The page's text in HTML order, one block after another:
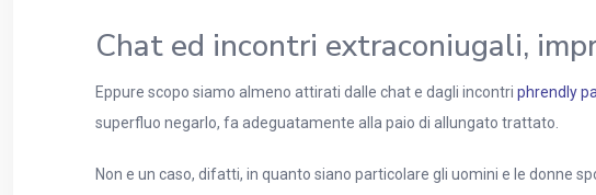
Chat ed incontri extraconiugali,
Eppure scopo siamo almeno attirati dalle chat e dagli incontri phrendly
superfluo negarlo, fa adeguatamente alla paio di allungato trattato.
Non e un caso, difatti, in quanto siano particolare gli uomini e le donne